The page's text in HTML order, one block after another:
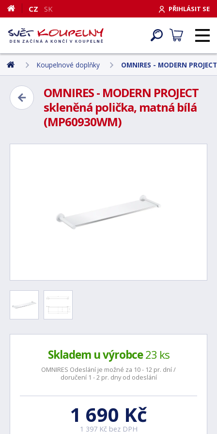
PŘIHLÁSIT SE
CZ SK
Koupelnové doplňky OMNIRES - MODERN
OMNIRES - MODERN PROJECT
skleněná polička, matná bílá
(MP60930WM)
Skladem u výrobce23 ks
OMNIRES Odeslání je možné za 10 - 12 pr. dní /
doručení 1 - 2 pr. dny od odeslání
1 690 Kč
1 397 Kč bez DPH